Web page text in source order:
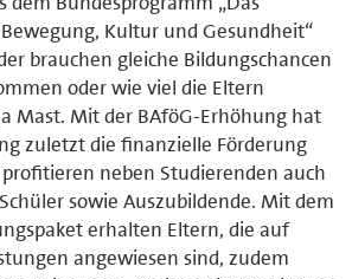
Kultur und Gesundheit“
brauchen gleiche Bildungschancen
oder wie viel die Eltern
Mast. Mit der BAföG-Erhöhung hat
zuletzt die finanzielle Förderung
neben Studierenden auch
sowie Auszubildende. Mit dem
erhalten Eltern, die auf
angewiesen sind, zudem